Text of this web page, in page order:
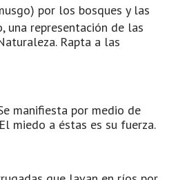
por los bosques y las
una representación de las
Rapta a las
manifiesta por medio de
miedo a éstas es su fuerza.